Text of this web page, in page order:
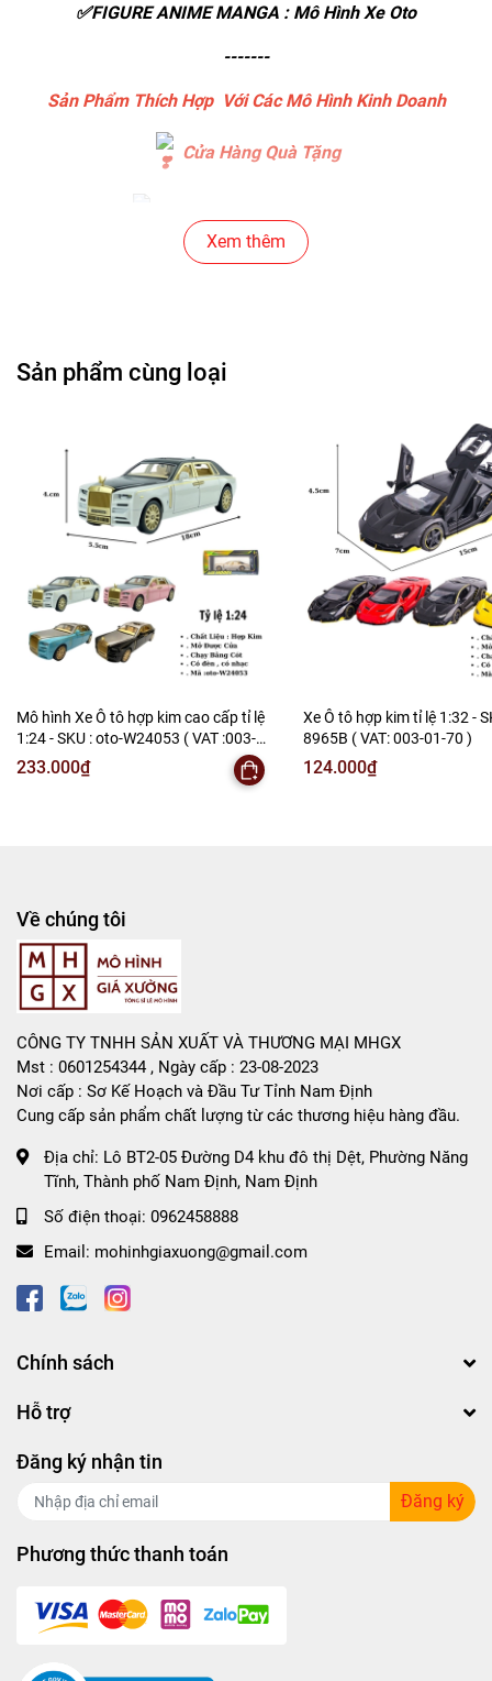
✅FIGURE ANIME MANGA : Mô Hình Xe Oto
-------
Sản Phẩm Thích Hợp Với Các Mô Hình Kinh Doanh
Cửa Hàng Quà Tặng
Chuỗi Các Siêu Thị , Nhà Sách
Cửa Hàng Bán Phụ Kiện Điện Thoại
Cửa Hàng Phụ Kiện Ô Tô ( Sản Phẩm Mô Hình Lắc Đầu
)
---------------------------------------------------------------------
- Mô Hình Giá Xưởng
Tổng kho mô hình
Rất mong hợp tác với các Shop và các Cộng Tác Viên
Xem thêm
Sản phẩm cùng loại
Mô hình Xe Ô tô hợp kim cao cấp tỉ lệ
1:24 - SKU : oto-W24053 ( VAT :003-
01-150 )
233.000₫
Xe Ô tô hợp kim tỉ lệ 1:32 -
8965B ( VAT: 003-01-70 )
124.000₫
Về chúng tôi
CÔNG TY TNHH SẢN XUẤT VÀ THƯƠNG MẠI MHGX
Mst : 0601254344 , Ngày cấp : 23-08-2023
Nơi cấp : Sơ Kế Hoạch và Đầu Tư Tỉnh Nam Định
Cung cấp sản phẩm chất lượng từ các thương hiệu hàng đầu.
Địa chỉ: Lô BT2-05 Đường D4 khu đô thị Dệt, Phường Năng
Tĩnh, Thành phố Nam Định, Nam Định
Số điện thoại: 0962458888
Email: mohinhgiaxuong@gmail.com
Chính sách
Hỗ trợ
Đăng ký nhận tin
Đăng ký
Phương thức thanh toán